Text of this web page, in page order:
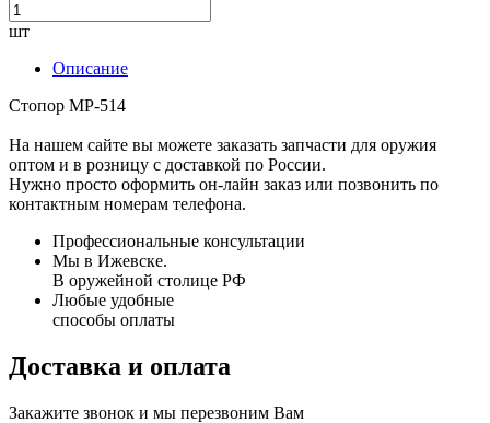
шт
Описание
Стопор МР-514
На нашем сайте вы можете заказать запчасти для оружия
оптом и в розницу с доставкой по России.
Нужно просто оформить он-лайн заказ или позвонить по
контактным номерам телефона.
Профессиональные консультации
Мы в Ижевске.
В оружейной столице РФ
Любые удобные
способы оплаты
Доставка и оплата
Закажите звонок и мы перезвоним Вам